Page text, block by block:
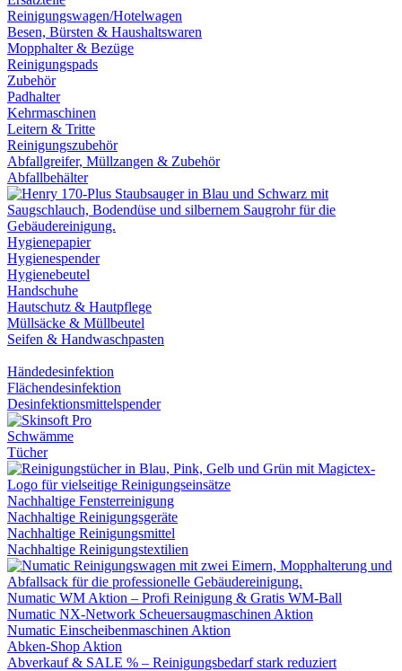
Reinigungswagen/Hotelwagen
Besen, Bürsten & Haushaltswaren
Mopphalter & Bezüge
Reinigungspads
Zubehör
Padhalter
Kehrmaschinen
Leitern & Tritte
Reinigungszubehör
Abfallgreifer, Müllzangen & Zubehör
Abfallbehälter
Hygienepapier
Hygienespender
Hygienebeutel
Handschuhe
Hautschutz & Hautpflege
Müllsäcke & Müllbeutel
Seifen & Handwaschpasten
Händedesinfektion
Flächendesinfektion
Desinfektionsmittelspender
Schwämme
Tücher
Nachhaltige Fensterreinigung
Nachhaltige Reinigungsgeräte
Nachhaltige Reinigungsmittel
Nachhaltige Reinigungstextilien
Numatic WM Aktion – Profi Reinigung & Gratis WM-Ball
Numatic NX-Network Scheuersaugmaschinen Aktion
Numatic Einscheibenmaschinen Aktion
Abken-Shop Aktion
Abverkauf & SALE % – Reinigungsbedarf stark reduziert